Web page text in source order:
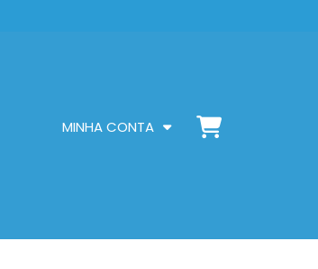
MINHA CONTA